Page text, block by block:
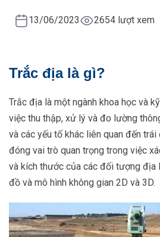
13/06/2023 2654 lượt xem
Trắc địa là gì?
Trắc địa là một ngành khoa học và
việc thu thập, xử lý và đo lường
và các yếu tố khác liên quan đến
đóng vai trò quan trọng trong việc
và kích thước của các đối tượng địa
đồ và mô hình không gian 2D và 3D.